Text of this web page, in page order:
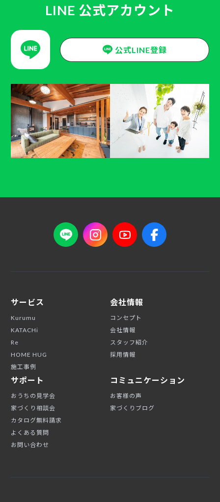
LINE 公式アカウント
公式LINE登録
サービス
Kurumu
KATACHi
Re
HOME HUG
施工事例
会社情報
コンセプト
会社情報
スタッフ紹介
採用情報
サポート
おうちの見学会
家づくり相談会
カタログ無料請求
よくある質問
お問い合わせ
コミュニケーション
お客様の声
家づくりブログ